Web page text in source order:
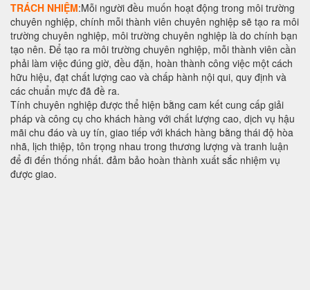
TRÁCH NHIỆM:Mỗi người đều muốn hoạt động trong môi trường
chuyên nghiệp, chính mỗi thành viên chuyên nghiệp sẽ tạo ra môi
trường chuyên nghiệp, môi trường chuyên nghiệp là do chính bạn
tạo nên. Để tạo ra môi trường chuyên nghiệp, mỗi thành viên cần
phải làm việc đúng giờ, đều đặn, hoàn thành công việc một cách
hữu hiệu, đạt chất lượng cao và chấp hành nội qui, quy định và
các chuẩn mực đã đề ra.
Tính chuyên nghiệp được thể hiện bằng cam kết cung cấp giải
pháp và công cụ cho khách hàng với chất lượng cao, dịch vụ hậu
mãi chu đáo và uy tín, giao tiếp với khách hàng bằng thái độ hòa
nhã, lịch thiệp, tôn trọng nhau trong thương lượng và tranh luận
để đi đến thống nhất. đảm bảo hoàn thành xuất sắc nhiệm vụ
được giao.